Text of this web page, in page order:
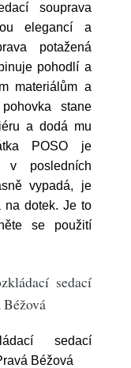
souprava
elegancí a
potažená
pohodlí a
materiálům a
stane
a dodá mu
POSO je
v posledních
vypadá, je
na dotek. Je to
se použití
sedací
sedací
Béžová